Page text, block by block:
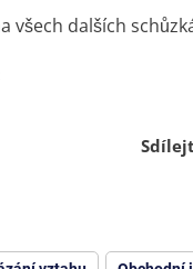
všech dalších